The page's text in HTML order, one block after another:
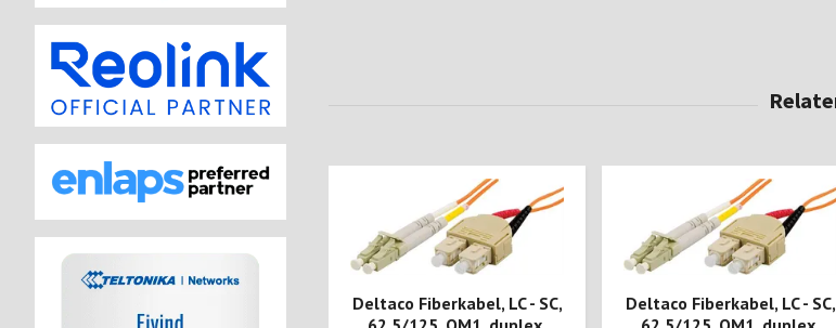
Deltaco Fiberkabel, LC - SC,
Deltaco Fiberkabel, LC - SC,